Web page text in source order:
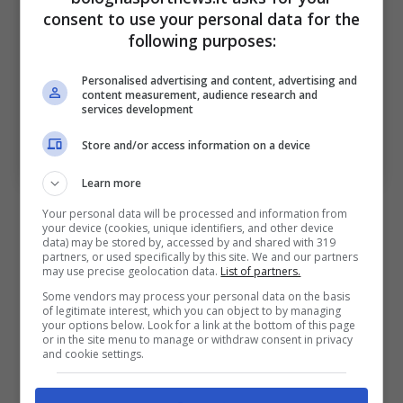
storia di Diego Moreira. Bologna Sport News (Photo by
Carlos Rodrigues/Getty Images Via OneFootball)
Nel 2023 arriva la chiamata di un grande top
club europeo: ilChelsea, il quale rimane
folgorato dalle giocate del classe 2004 nelle
giovanili dei lusitani, in particolar modo nella
Youth Leaguedel 2022. In quell’occasione
infattiDiego Moreira
consent to use your personal data for the
following purposes:
Personalised advertising and content, advertising and
content measurement, audience research and
services development
Store and/or access information on a device
Learn more
Your personal data will be processed and information from
your device (cookies, unique identifiers, and other device
data) may be stored by, accessed by and shared with 319
partners, or used specifically by this site. We and our partners
may use precise geolocation data. List of partners.
Some vendors may process your personal data on the basis
of legitimate interest, which you can object to by managing
your options below. Look for a link at the bottom of this page
or in the site menu to manage or withdraw consent in privacy
and cookie settings.